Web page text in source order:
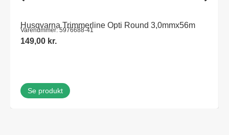
Husqvarna Trimmerline Opti Round 3,0mmx56m
Varenummer: 5976688-41
149,00 kr.
Se produkt